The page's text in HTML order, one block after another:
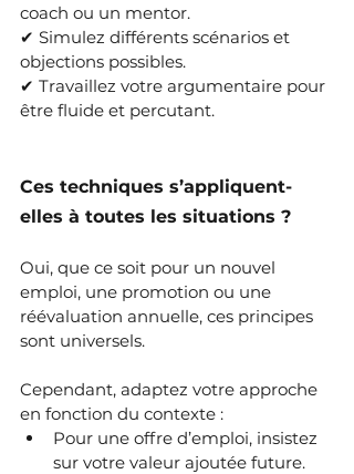
coach ou un mentor.
✔ Simulez différents scénarios et
objections possibles.
✔ Travaillez votre argumentaire pour
être fluide et percutant.
Ces techniques s’appliquent-
elles à toutes les situations ?
Oui, que ce soit pour un nouvel
emploi, une promotion ou une
réévaluation annuelle, ces principes
sont universels.
Cependant, adaptez votre approche
en fonction du contexte :
Pour une offre d’emploi, insistez
sur votre valeur ajoutée future.